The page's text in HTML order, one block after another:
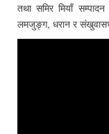
तथा समिर मियाँ
लमजुङ्ग, धरान र